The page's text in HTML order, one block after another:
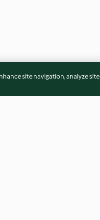
site navigation, analyze site